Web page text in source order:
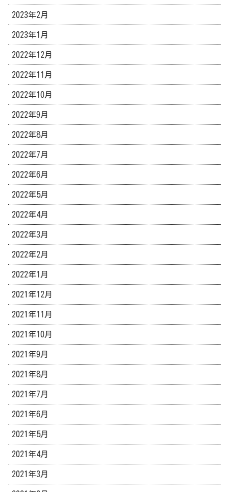
2023年2月
2023年1月
2022年12月
2022年11月
2022年10月
2022年9月
2022年8月
2022年7月
2022年6月
2022年5月
2022年4月
2022年3月
2022年2月
2022年1月
2021年12月
2021年11月
2021年10月
2021年9月
2021年8月
2021年7月
2021年6月
2021年5月
2021年4月
2021年3月